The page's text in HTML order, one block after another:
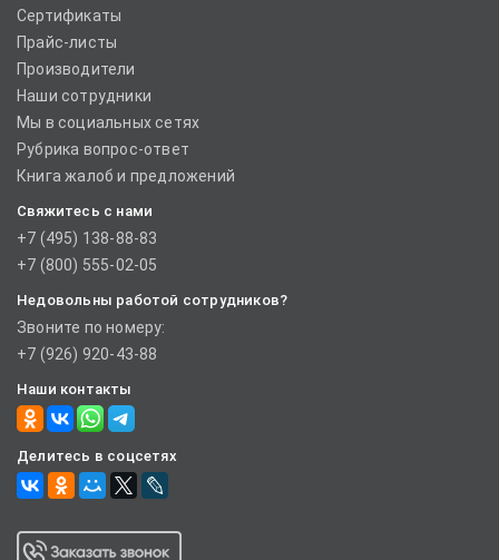
Сертификаты
Прайс-листы
Производители
Наши сотрудники
Мы в социальных сетях
Рубрика вопрос-ответ
Книга жалоб и предложений
Свяжитесь с нами
+7 (495) 138-88-83
+7 (800) 555-02-05
Недовольны работой сотрудников?
Звоните по номеру:
+7 (926) 920-43-88
Наши контакты
Делитесь в соцсетях